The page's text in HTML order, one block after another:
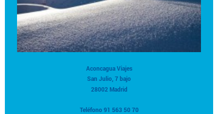
Aconcagua Viajes
San Julio, 7 bajo
28002 Madrid
Teléfono 91 563 50 70